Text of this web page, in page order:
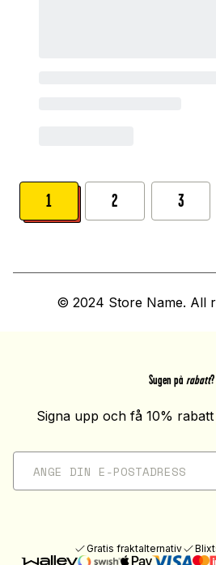
1 2 3
© 2024 Store Name. All
Sugen på rabatt?
Signa upp och få 10%
Gratis fraktalternativ